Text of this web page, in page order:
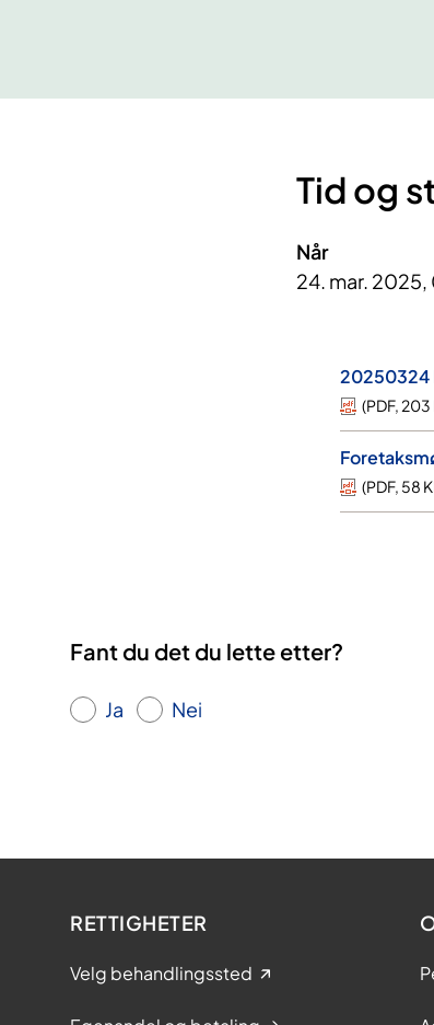
Tid og
Når
24. mar.
20250324
(PDF, 203
(PDF, 58
Fant du det du lette etter?
Ja Nei
RETTIGHETER
Velg behandlingssted